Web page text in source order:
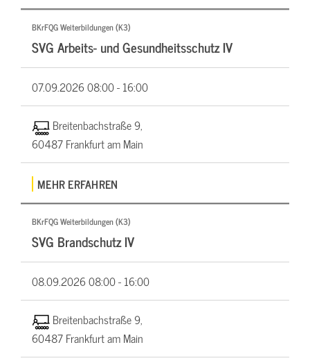
BKrFQG Weiterbildungen (K3)
SVG Arbeits- und Gesundheitsschutz IV
07.09.202608:00 - 16:00
Breitenbachstraße 9,
60487 Frankfurt am Main
MEHR ERFAHREN
BKrFQG Weiterbildungen (K3)
SVG Brandschutz IV
08.09.202608:00 - 16:00
Breitenbachstraße 9,
60487 Frankfurt am Main